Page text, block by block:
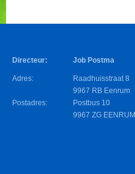
Directeur: Job Postma
Adres:
Raadhuisstraat 8
9967 RB Eenrum
Postadres:
Postbus 10
9967 ZG EENRUM